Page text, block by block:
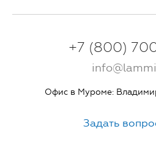
+7 (800)
Офис в Муроме:
Задать